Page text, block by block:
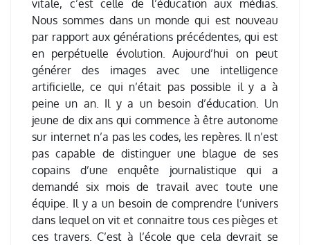
vitale, c’est celle de l’éducation aux médias.
Nous sommes dans un monde qui est nouveau
par rapport aux générations précédentes, qui est
en perpétuelle évolution. Aujourd’hui on peut
générer des images avec une intelligence
artificielle, ce qui n’était pas possible il y a à
peine un an. Il y a un besoin d’éducation. Un
jeune de dix ans qui commence à être autonome
sur internet n’a pas les codes, les repères. Il n’est
pas capable de distinguer une blague de ses
copains d’une enquête journalistique qui a
demandé six mois de travail avec toute une
équipe. Il y a un besoin de comprendre l’univers
dans lequel on vit et connaitre tous ces pièges et
ces travers. C’est à l’école que cela devrait se